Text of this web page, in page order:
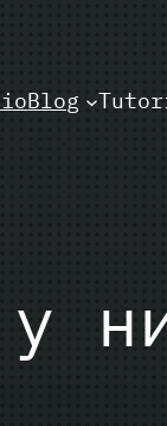
Blog